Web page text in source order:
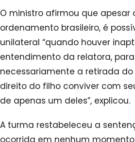
O ministro afirmou que
ordenamento brasileiro, é
unilateral “quando houver
entendimento da relatora,
necessariamente a retirada
direito do filho conviver com
de apenas um deles”, explicou.
A turma restabeleceu a
ocorrida em nenhum